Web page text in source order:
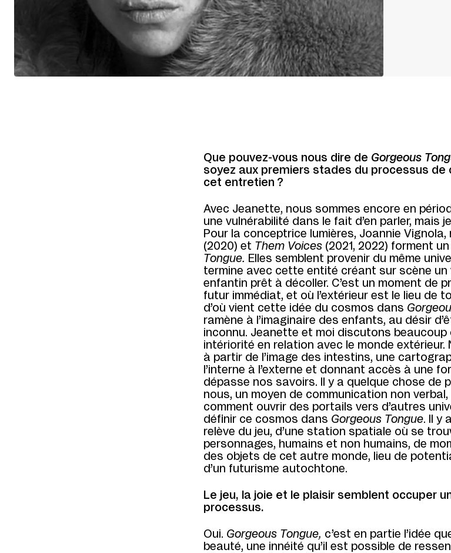
Que pouvez-vous nous dire de Gorgeous
soyez aux premiers stades du processus de
cet entretien ?
Avec Jeanette, nous sommes encore en
une vulnérabilité dans le fait d’en parler, mais
Pour la conceptrice lumières, Joannie
(2020) et Them Voices (2021, 2022) forment
Tongue. Elles semblent provenir du même
termine avec cette entité créant sur scène un
enfantin prêt à décoller. C’est un moment de
futur immédiat, et où l’extérieur est le lieu de
d’où vient cette idée du cosmos dans
ramène à l’imaginaire des enfants, au désir
inconnu. Jeanette et moi discutons beaucoup
intériorité en relation avec le monde extérieur.
à partir de l’image des intestins, une
l’interne à l’externe et donnant accès à une
dépasse nos savoirs. Il y a quelque chose de
nous, un moyen de communication non
comment ouvrir des portails vers d’autres
définir ce cosmos dans Gorgeous Tongue. Il y
relève du jeu, d’une station spatiale où se
personnages, humains et non humains, de
des objets de cet autre monde, lieu de
d’un futurisme autochtone.
Le jeu, la joie et le plaisir semblent occuper
processus.
Oui. Gorgeous Tongue, c’est en partie l’idée
beauté, une innéité qu’il est possible de